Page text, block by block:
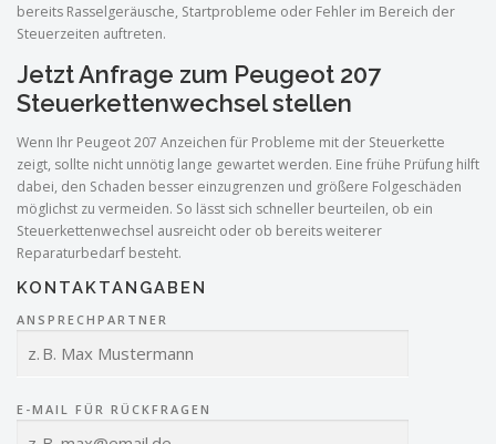
bereits Rasselgeräusche, Startprobleme oder Fehler im Bereich der
Steuerzeiten auftreten.
Jetzt Anfrage zum Peugeot 207
Steuerkettenwechsel stellen
Wenn Ihr Peugeot 207 Anzeichen für Probleme mit der Steuerkette
zeigt, sollte nicht unnötig lange gewartet werden. Eine frühe Prüfung hilft
dabei, den Schaden besser einzugrenzen und größere Folgeschäden
möglichst zu vermeiden. So lässt sich schneller beurteilen, ob ein
Steuerkettenwechsel ausreicht oder ob bereits weiterer
Reparaturbedarf besteht.
KONTAKTANGABEN
ANSPRECHPARTNER
E-MAIL FÜR RÜCKFRAGEN